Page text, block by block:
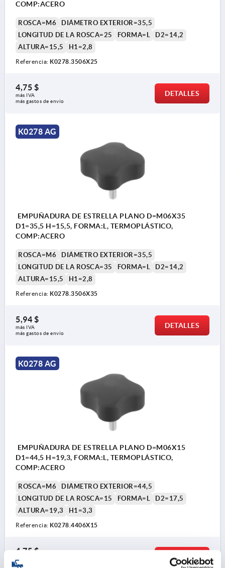
COMP:ACERO
ROSCA=M6
DIÁMETRO EXTERIOR=35,5
LONGITUD DE LA ROSCA=25
FORMA=L
D2=14,2
ALTURA=15,5
H1=2,8
Referencia: K0278.3506X25
4,75 $
más IVA
más gastos de envío
DETALLES
K0278 AG
EMPUÑADURA DE ESTRELLA PLANO D=M06X35
D1=35,5 H=15,5, FORMA:L, TERMOPLÁSTICO,
COMP:ACERO
ROSCA=M6
DIÁMETRO EXTERIOR=35,5
LONGITUD DE LA ROSCA=35
FORMA=L
D2=14,2
ALTURA=15,5
H1=2,8
Referencia: K0278.3506X35
5,94 $
más IVA
más gastos de envío
DETALLES
K0278 AG
EMPUÑADURA DE ESTRELLA PLANO D=M06X15
D1=44,5 H=19,3, FORMA:L, TERMOPLÁSTICO,
COMP:ACERO
ROSCA=M6
DIÁMETRO EXTERIOR=44,5
LONGITUD DE LA ROSCA=15
FORMA=L
D2=17,5
ALTURA=19,3
H1=3,3
Referencia: K0278.4406X15
4,75 $
más IVA
más gastos de envío
DETALLES